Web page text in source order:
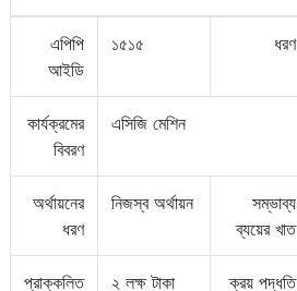
এপিপি
আইডি
১৫১৫ ধরণ
কার্যক্রমের
বিবরণ
এসিজি মেশিন
অর্থায়নের
ধরণ
নিজস্ব অর্থায়ন
সম্ভাব্য
ব্যয়ের খাত
প্রাক্কলিত ২ লক্ষ টাকা ক্রয় পদ্ধতি